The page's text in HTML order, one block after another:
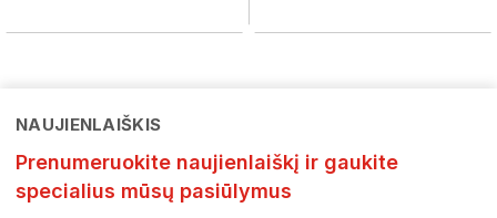
NAUJIENLAIŠKIS
Prenumeruokite naujienlaiškį ir gaukite
specialius mūsų pasiūlymus